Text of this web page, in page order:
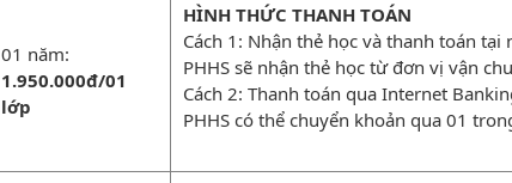
01 năm:
1.950.000đ/01
lớp
HÌNH THỨC THANH TOÁN
Cách 1: Nhận thẻ học và thanh toán tại
PHHS sẽ nhận thẻ học từ đơn vị vận
Cách 2: Thanh toán qua Internet
PHHS có thể chuyển khoản qua 01